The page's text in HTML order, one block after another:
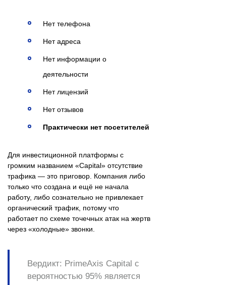
Нет телефона
Нет адреса
Нет информации о
деятельности
Нет лицензий
Нет отзывов
Практически нет посетителей
Для инвестиционной платформы с
громким названием «Capital» отсутствие
трафика — это приговор. Компания либо
только что создана и ещё не начала
работу, либо сознательно не привлекает
органический трафик, потому что
работает по схеме точечных атак на жертв
через «холодные» звонки.
Вердикт: PrimeAxis Capital с
вероятностью 95% является